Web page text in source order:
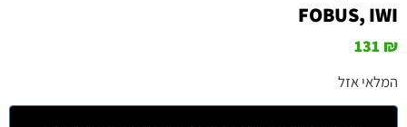
FOBUS, IWI
131 ₪
המלאי אזל